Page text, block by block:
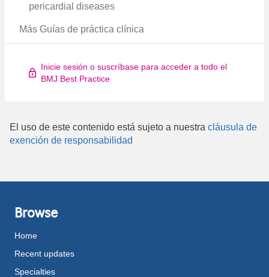
pericardial diseases
Más Guías de práctica clínica
Inicie sesión o suscríbase para acceder a todo el
BMJ Best Practice
El uso de este contenido está sujeto a nuestra cláusula de
exención de responsabilidad
Browse
Home
Recent updates
Specialties